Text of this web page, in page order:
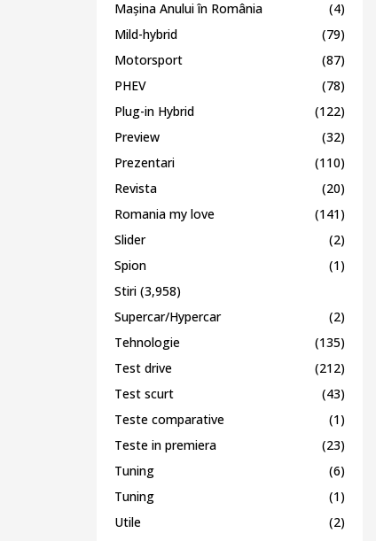
Mașina Anului în România
(4)
Mild-hybrid
(79)
Motorsport
(87)
PHEV
(78)
Plug-in Hybrid
(122)
Preview
(32)
Prezentari
(110)
Revista
(20)
Romania my love
(141)
Slider
(2)
Spion
(1)
Stiri (3,958)
Supercar/Hypercar
(2)
Tehnologie
(135)
Test drive
(212)
Test scurt
(43)
Teste comparative
(1)
Teste in premiera
(23)
Tuning
(6)
Tuning
(1)
Utile
(2)